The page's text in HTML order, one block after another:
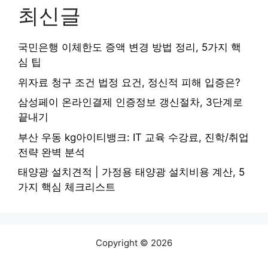
최신글
국민은행 이체한도 증액 변경 방법 정리, 5가지 핵
심 팁
위자료 청구 조건 법정 요건, 정신적 피해 입증은?
삼성페이 온라인결제 인증정보 갱신절차, 3단계로
끝내기
부산 우동 kg아이티뱅크: IT 교육 수강료, 진학/취업
전략 완벽 분석
태양광 설치견적 | 가정용 태양광 설치비용 계산, 5
가지 핵심 체크리스트
Copyright © 2026